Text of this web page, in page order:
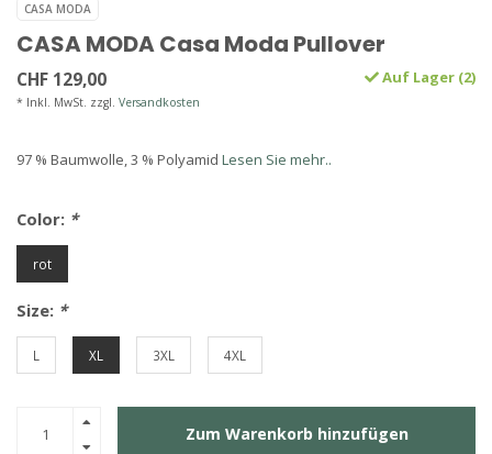
CASA MODA
CASA MODA Casa Moda Pullover
CHF 129,00
* Inkl. MwSt. zzgl. Versandkosten
Auf Lager (2)
97 % Baumwolle, 3 % Polyamid Lesen Sie mehr..
Color: *
rot
Size: *
L XL 3XL 4XL
Zum Warenkorb hinzufügen